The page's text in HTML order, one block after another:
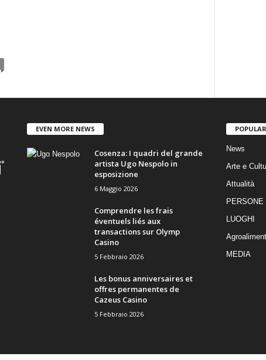
EVEN MORE NEWS
Cosenza: I quadri del grande
artista Ugo Nespolo in
esposizione
6 Maggio 2026
Comprendre les frais
éventuels liés aux
transactions sur Olymp
Casino
5 Febbraio 2026
Les bonus anniversaires et
offres permanentes de
Cazeus Casino
5 Febbraio 2026
News
Arte e
Attualità
PERSONE
LUOGHI
MEDIA